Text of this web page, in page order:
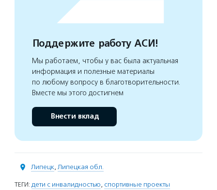
Поддержите работу АСИ!
Мы работаем, чтобы у вас была актуальная
информация и полезные материалы
по любому вопросу в благотворительности.
Вместе мы этого достигнем
Внести вклад
Липецк, Липецкая обл.
ТЕГИ: дети с инвалидностью, спортивные проекты